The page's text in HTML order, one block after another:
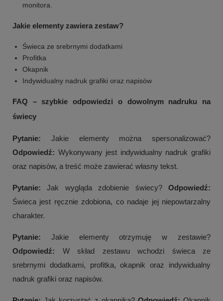
monitora.
Jakie elementy zawiera zestaw?
Świeca ze srebrnymi dodatkami
Profitka
Okapnik
Indywidualny nadruk grafiki oraz napisów
FAQ – szybkie odpowiedzi o dowolnym nadruku na
świecy
Pytanie: Jakie elementy można spersonalizować?
Odpowiedź: Wykonywany jest indywidualny nadruk grafiki
oraz napisów, a treść może zawierać własny tekst.
Pytanie: Jak wygląda zdobienie świecy? Odpowiedź:
Świeca jest ręcznie zdobiona, co nadaje jej niepowtarzalny
charakter.
Pytanie: Jakie elementy otrzymuję w zestawie?
Odpowiedź: W skład zestawu wchodzi świeca ze
srebrnymi dodatkami, profitka, okapnik oraz indywidualny
nadruk grafiki oraz napisów.